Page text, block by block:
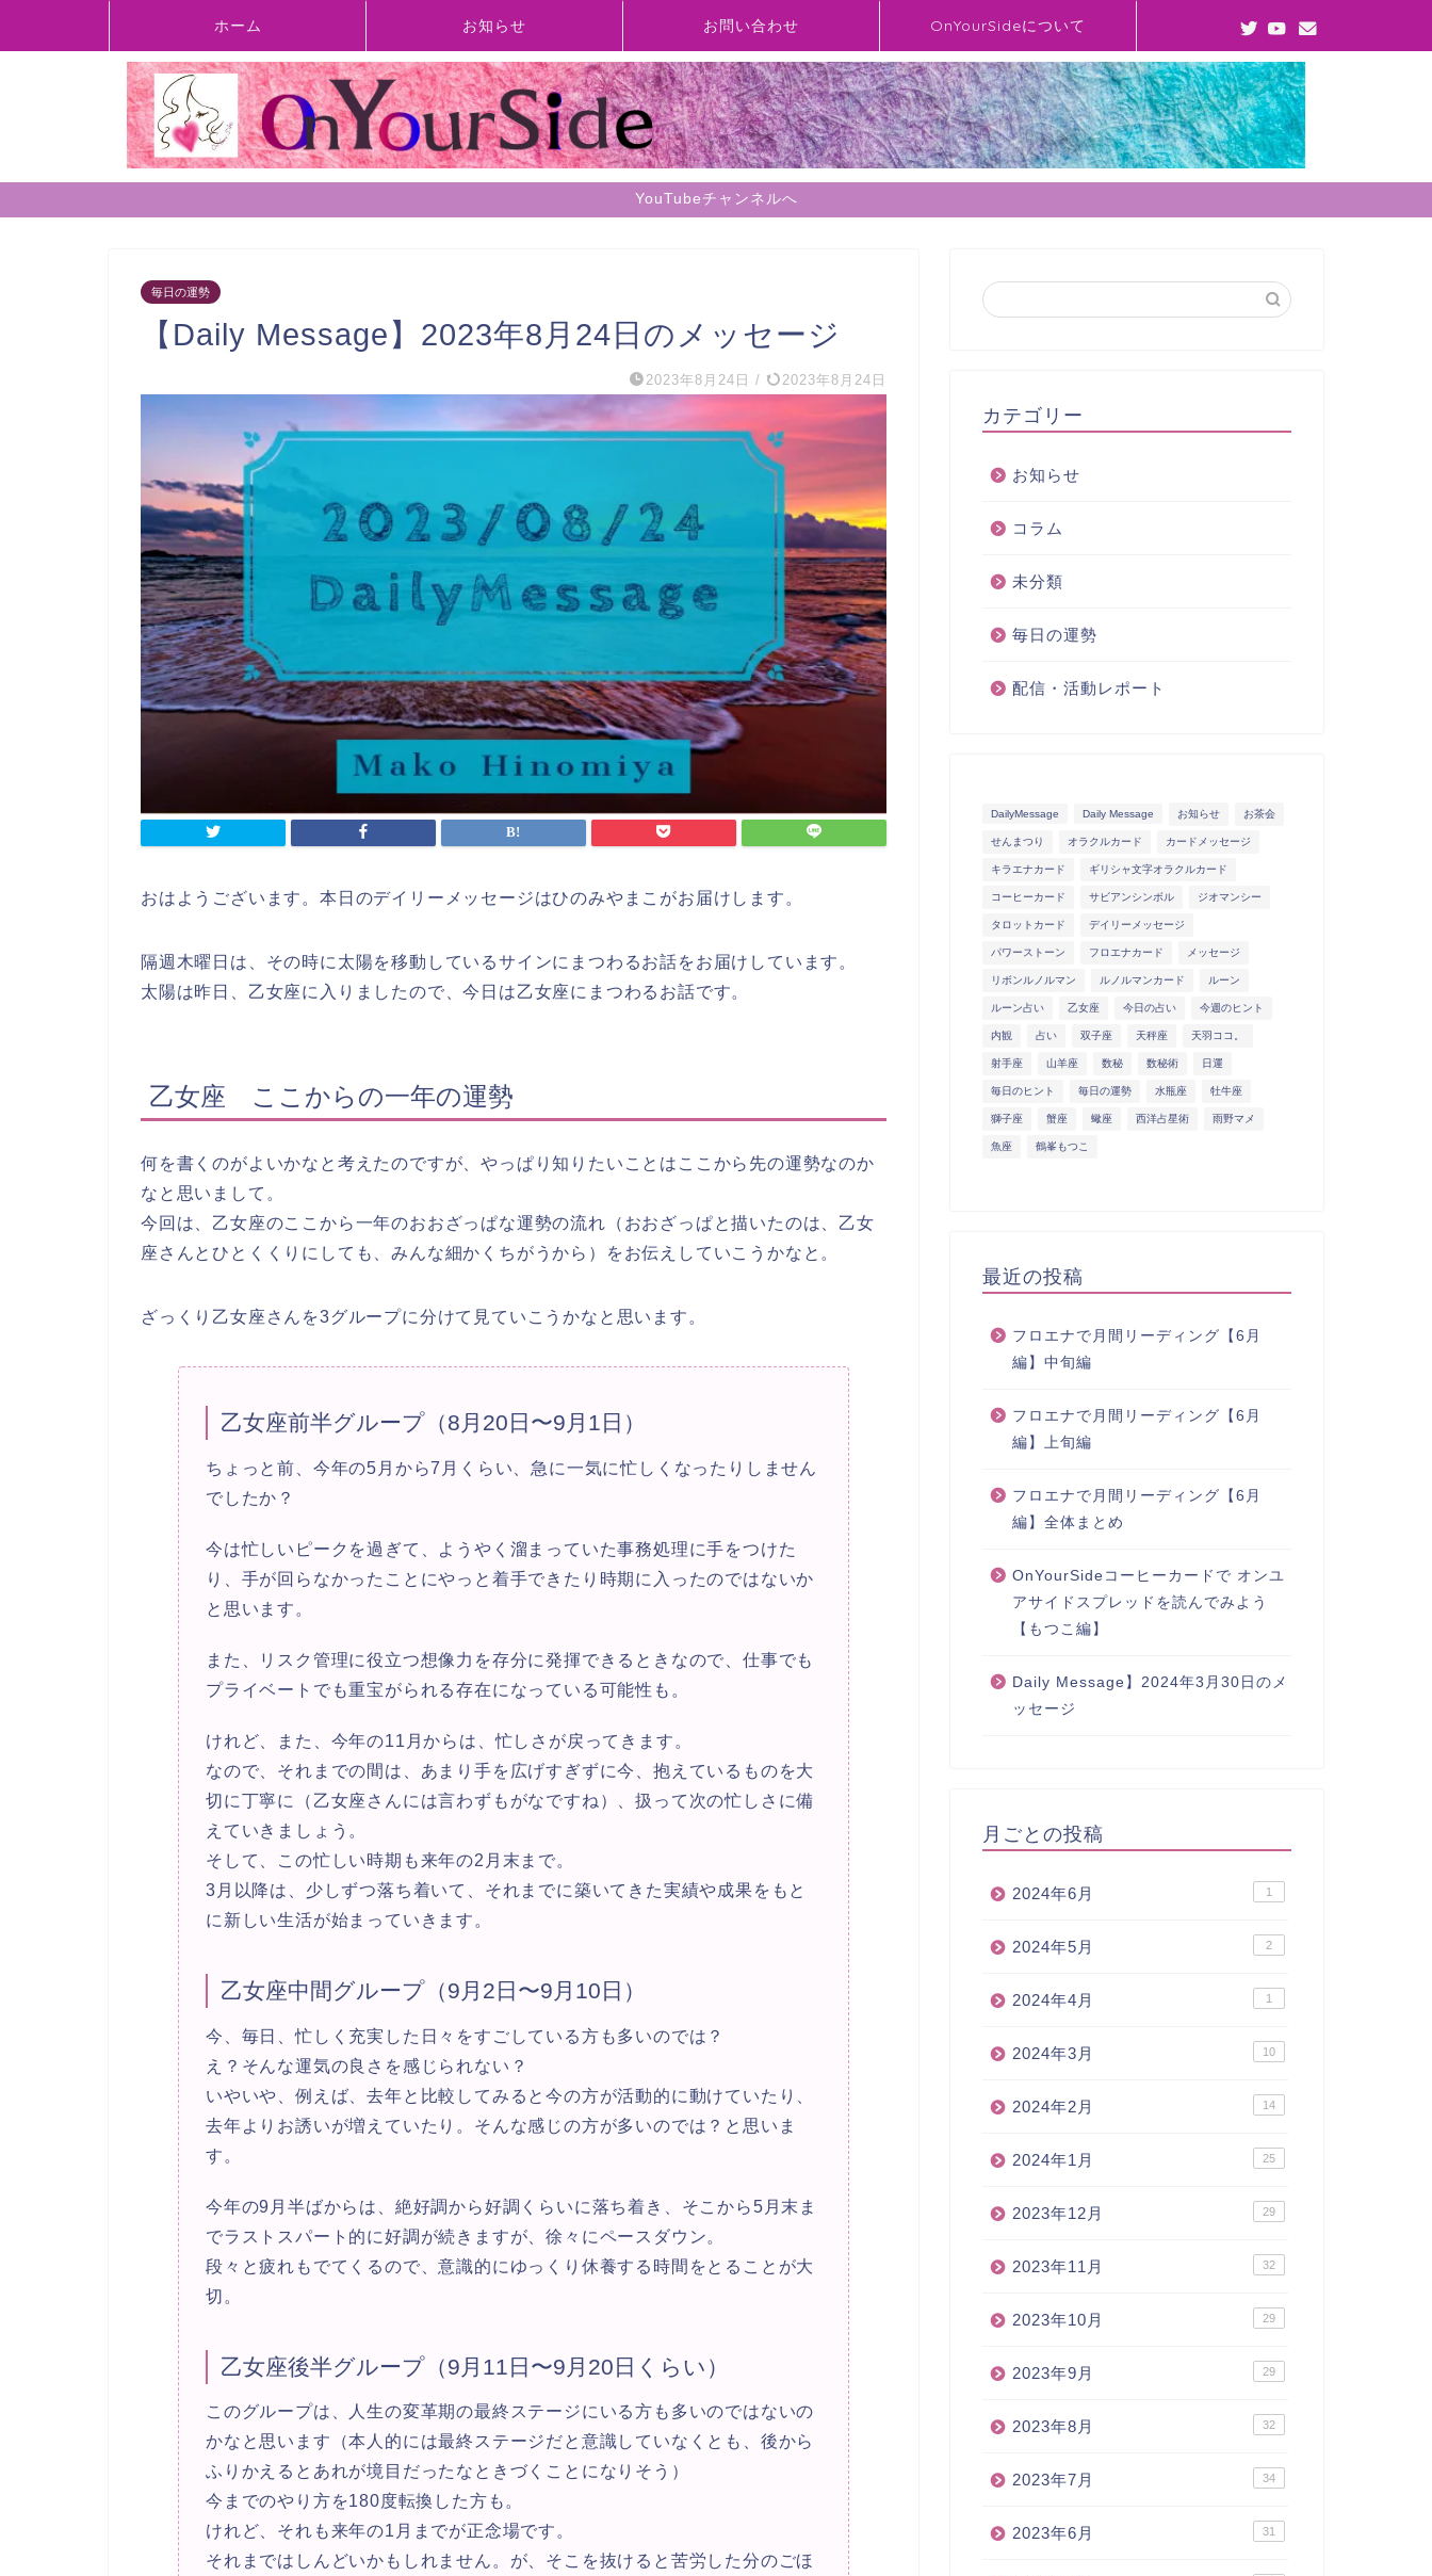
ホーム お知らせ お問い合わせ OnYourSideについて
YouTubeチャンネルへ
毎日の運勢
【Daily Message】2023年8月24日のメッセージ
2023年8月24日 / 2023年8月24日
おはようございます。本日のデイリーメッセージはひのみやまこがお届けします。
隔週木曜日は、その時に太陽を移動しているサインにまつわるお話をお届けしています。
太陽は昨日、乙女座に入りましたので、今日は乙女座にまつわるお話です。
乙女座 ここからの一年の運勢
何を書くのがよいかなと考えたのですが、やっぱり知りたいことはここから先の運勢なのか
なと思いまして。
今回は、乙女座のここから一年のおおざっぱな運勢の流れ（おおざっぱと描いたのは、乙女
座さんとひとくくりにしても、みんな細かくちがうから）をお伝えしていこうかなと。
ざっくり乙女座さんを3グループに分けて見ていこうかなと思います。
乙女座前半グループ（8月20日〜9月1日）
ちょっと前、今年の5月から7月くらい、急に一気に忙しくなったりしません
でしたか？
今は忙しいピークを過ぎて、ようやく溜まっていた事務処理に手をつけた
り、手が回らなかったことにやっと着手できたり時期に入ったのではないか
と思います。
また、
リスク管理に役立つ想像力を存分に発揮できるときなので、仕事でも
プライベートでも重宝がられる存在になっている可能性も。
けれど、また、今年の11月からは、忙しさが戻ってきます。
なので、 それまでの間は、あまり手を広げすぎずに今、抱えているものを大
切に丁寧に（乙女座さんには言わずもがなですね）、扱って次の忙しさに備
えていきましょう。
そして、この忙しい時期も来年の2月末まで。
3月以降は、少しずつ落ち着いて、それまでに築いてきた実績や成果をもと
に新しい生活が始まっていきます。
乙女座中間グループ（9月2日〜9月10日）
今、毎日、忙しく充実した日々 をすごしている方も多いのでは？
え？そんな運気の良さを感じられない？
いやいや、 例えば、去年と比較してみると今の方が活動的に動けていたり、
去年よりお誘いが増えていたり。 そんな感じの方が多いのでは？と思いま
す。
今年の9月半ばからは、絶好調から好調くらいに落ち着き、そこから5月末ま
でラストスパート的に好調が続きますが、徐々にペースダウン。
段々と疲れもでてくるので、意識的にゆっくり休養する時間をとることが大
切。
乙女座後半グループ（9月11日〜9月20日くらい）
このグループは、 人生の変革期の最終ステージにいる方も多いのではないの
かなと思います（本人的には最終ステージだと意識していなくとも、後から
ふりかえるとあれが境目だったなときづくことになりそう）
今までのやり方を180度転換した方も。
けれど、それも来年の1月までが正念場です。
それまではしんどいかもしれません。が、そこを抜けると苦労した分のごほ
カテゴリー
お知らせ
コラム
未分類
毎日の運勢
配信・活動レポート
DailyMessage Daily Message お知らせ お茶会
せんまつり オラクルカード カードメッセージ
キラエナカード ギリシャ文字オラクルカード
コーヒーカード サビアンシンボル ジオマンシー
タロットカード デイリーメッセージ
パワーストーン フロエナカード メッセージ
リボンルノルマン ルノルマンカード ルーン
ルーン占い 乙女座 今日の占い 今週のヒント
内観 占い 双子座 天秤座 天羽ココ。
射手座 山羊座 数秘 数秘術 日運
毎日のヒント 毎日の運勢 水瓶座 牡牛座
獅子座 蟹座 蠍座 西洋占星術 雨野マメ
魚座 鶴峯もつこ
最近の投稿
フロエナで月間リーディング【6月
編】中旬編
フロエナで月間リーディング【6月
編】上旬編
フロエナで月間リーディング【6月
編】全体まとめ
OnYourSideコーヒーカードで オンユ
アサイドスプレッドを読んでみよう
【もつこ編】
Daily Message】2024年3月30日のメ
ッセージ
月ごとの投稿
2024年6月 1
2024年5月 2
2024年4月 1
2024年3月 10
2024年2月 14
2024年1月 25
2023年12月 29
2023年11月 32
2023年10月 29
2023年9月 29
2023年8月 32
2023年7月 34
2023年6月 31